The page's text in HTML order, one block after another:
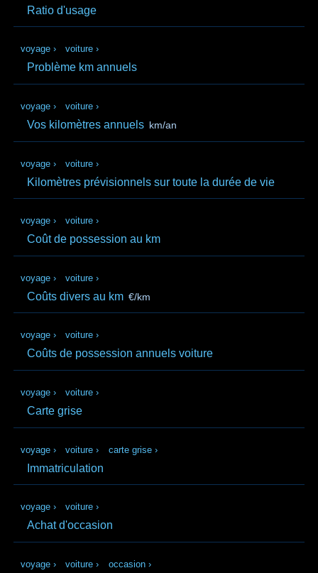
Ratio d'usage
voyage › voiture ›
Problème km annuels
voyage › voiture ›
Vos kilomètres annuels km/an
voyage › voiture ›
Kilomètres prévisionnels sur toute la durée de vie
voyage › voiture ›
Coût de possession au km
voyage › voiture ›
Coûts divers au km €/km
voyage › voiture ›
Coûts de possession annuels voiture
voyage › voiture ›
Carte grise
voyage › voiture › carte grise ›
Immatriculation
voyage › voiture ›
Achat d'occasion
voyage › voiture › occasion ›